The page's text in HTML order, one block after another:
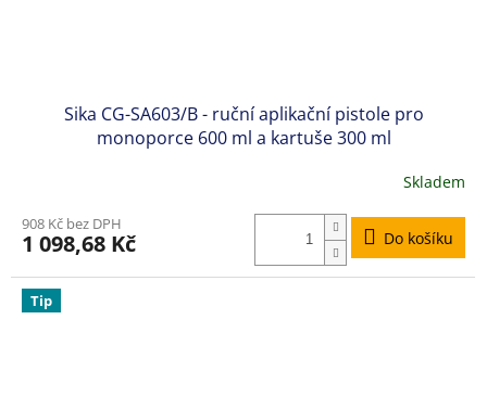
Sika CG-SA603/B - ruční aplikační pistole pro
monoporce 600 ml a kartuše 300 ml
produktu
je
z
5
Skladem
908 Kč bez DPH
1 098,68 Kč Do košíku
Tip